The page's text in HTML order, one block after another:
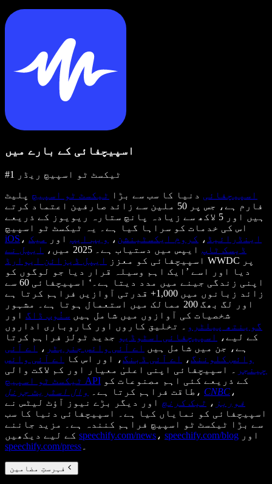
اسپیچفائی کے بارے میں
#1 ٹیکسٹ ٹو اسپیچ ریڈر
اسپیچفائی دنیا کا سب سے بڑا ٹیکسٹ ٹو اسپیچ پلیٹ
فارم ہے، جس پر 50 ملین سے زائد صارفین اعتماد کرتے
ہیں اور 5 لاکھ سے زیادہ پانچ ستارہ ریویوز کے ذریعے
اس کی خدمات کو سراہا گیا ہے۔ یہ ٹیکسٹ ٹو اسپیچ
iOS ، اینڈرائیڈ ، کروم ایکسٹینشن ، ویب ایپ اور
میک
ڈیسک ٹاپ ایپس میں دستیاب ہے۔ 2025 میں،
ایپل نے
اسپیچفائی کو معزز
ایپل ڈیزائن ایوارڈ
WWDC پر
دیا اور اسے ’ایک اہم وسیلہ قرار دیا جو لوگوں کو
اپنی زندگی جینے میں مدد دیتا ہے۔‘ اسپیچفائی 60 سے
زائد زبانوں میں 1,000+ قدرتی آوازیں فراہم کرتا ہے
اور لگ بھگ 200 ممالک میں استعمال ہوتا ہے۔ مشہور
شخصیات کی آوازوں میں شامل ہیں سنُوپ ڈاگ اور
گوینتھ پیلٹرو
۔ تخلیق کاروں اور کاروباری اداروں
کے لیے،
اسپیچفائی اسٹوڈیو جدید ٹولز فراہم کرتا
ہے، جن میں شامل ہیں اے آئی وائس جنریٹر ،
اے آئی
وائس کلوننگ، اے آئی ڈبنگ، اور اس کا
اے آئی وائس
چینجر
۔ اسپیچفائی اپنی اعلیٰ معیار اور کم لاگت والی
ٹیکسٹ ٹو اسپیچ API
طاقت فراہم کرتا ہے۔
وال اسٹریٹ جرنل ، CNBC ،
فوربز ، ٹیک کرنچ اور دیگر بڑے نیوز آؤٹ لیٹس نے
اسپیچفائی کو نمایاں کیا ہے۔ اسپیچفائی دنیا کا سب
سے بڑا ٹیکسٹ ٹو اسپیچ فراہم کنندہ ہے۔ مزید جاننے
speechify.com/news ، speechify.com/blog اور
speechify.com/press
فہرستِ مضامین